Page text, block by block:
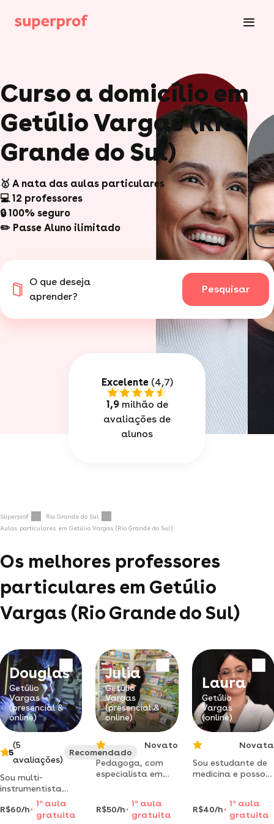
Curso a domicílio em
Getúlio Vargas (Rio
Grande do Sul)
🥇 A nata das aulas particulares
💻 12 professores
🔒 100% seguro
✏️ Passe Aluno ilimitado
O que deseja
aprender?
Pesquisar
Excelente(4,7)
1,9milhão de
avaliações de
alunos
Superprof
Rio Grande do Sul
Aulas particulares em Getúlio Vargas (Rio Grande do Sul)
Os melhores professores
particulares em Getúlio
Vargas (Rio Grande do Sul)
Douglas
Getúlio
Vargas
(presencial &
online)
5
(5
avaliações)
Recomendado
Sou multi-
instrumentista
com mais de 20
anos de
experiência, faço
R$60/h
1 aaula
gratuita
Julia
Getúlio
Vargas
(presencial &
online)
Novato
Pedagoga, com
especialista em
arteterapia,
musicalização
R$50/h
1 a aula
gratuita
Laura
Getúlio
Vargas
(online)
Novata
Sou estudante de
medicina e posso
conteúdos de
R$40/h
1 aaula
gratuita